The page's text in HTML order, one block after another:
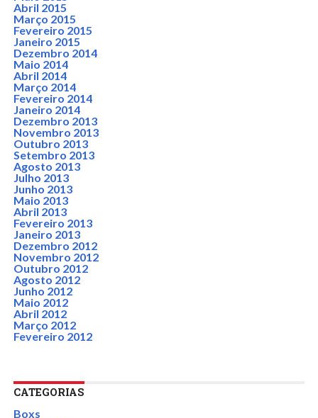
Abril 2015
Março 2015
Fevereiro 2015
Janeiro 2015
Dezembro 2014
Maio 2014
Abril 2014
Março 2014
Fevereiro 2014
Janeiro 2014
Dezembro 2013
Novembro 2013
Outubro 2013
Setembro 2013
Agosto 2013
Julho 2013
Junho 2013
Maio 2013
Abril 2013
Fevereiro 2013
Janeiro 2013
Dezembro 2012
Novembro 2012
Outubro 2012
Agosto 2012
Junho 2012
Maio 2012
Abril 2012
Março 2012
Fevereiro 2012
CATEGORIAS
Boxs